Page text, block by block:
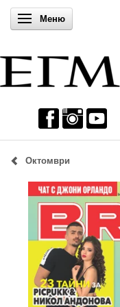
Включи навигацията
Меню
Октомври